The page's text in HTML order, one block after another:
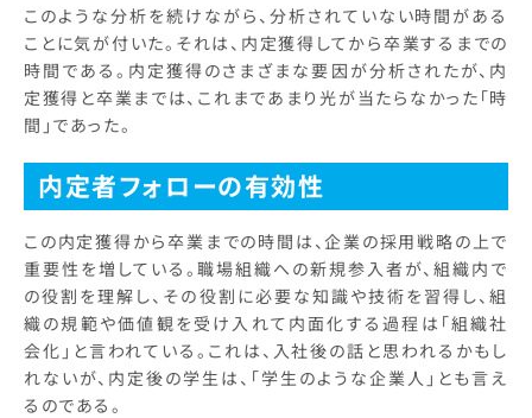
このような分析を続けながら、分析されていない時間がある
ことに気が付いた。それは、内定獲得してから卒業するまでの
時間である。内定獲得のさまざまな要因が分析されたが、内
定獲得と卒業までは、これまであまり光が当たらなかった「時
間」であった。
内定者フォローの有効性
この内定獲得から卒業までの時間は、企業の採用戦略の上で
重要性を増している。職場組織への新規参入者が、組織内で
の役割を理解し、その役割に必要な知識や技術を習得し、組
織の規範や価値観を受け入れて内面化する過程は「組織社
会化」と言われている。これは、入社後の話と思われるかもし
れないが、内定後の学生は、「学生のような企業人」とも言え
るのである。